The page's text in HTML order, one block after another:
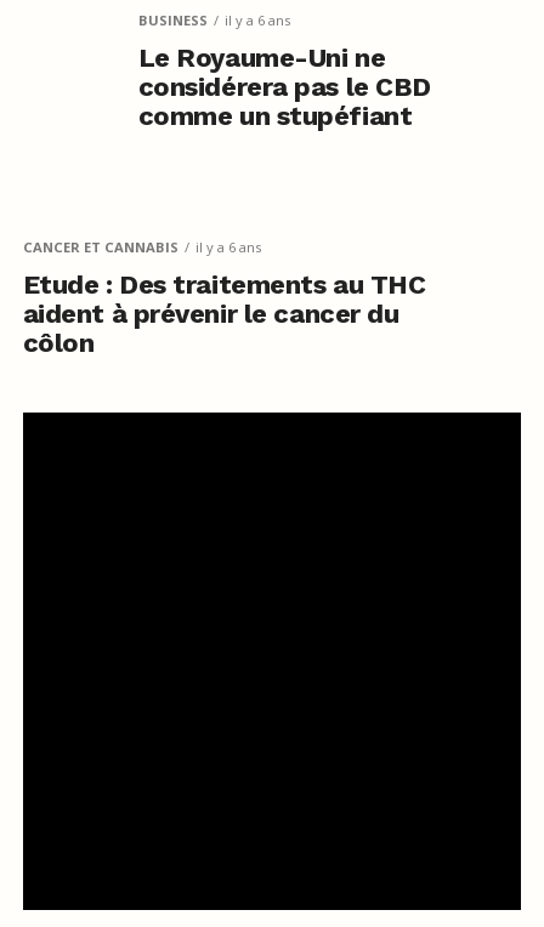
BUSINESS il y a 6 ans
Le Royaume-Uni ne
considérera pas le CBD
comme un stupéfiant
CANCER ET CANNABIS il y a 6 ans
Etude : Des traitements au THC
aident à prévenir le cancer du
côlon